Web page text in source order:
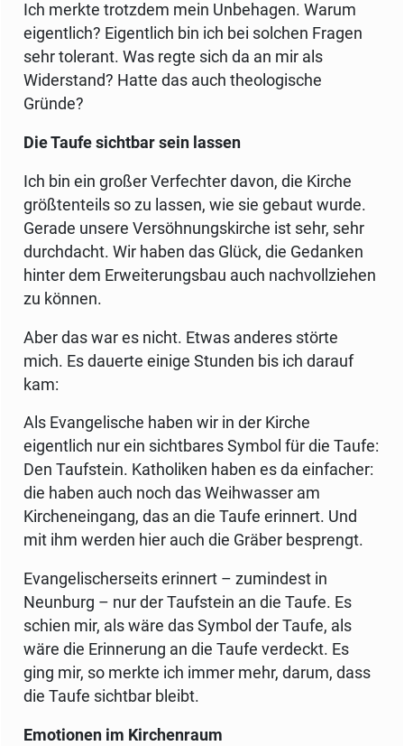
Ich merkte trotzdem mein Unbehagen. Warum
eigentlich? Eigentlich bin ich bei solchen Fragen
sehr tolerant. Was regte sich da an mir als
Widerstand? Hatte das auch theologische
Gründe?
Die Taufe sichtbar sein lassen
Ich bin ein großer Verfechter davon, die Kirche
größtenteils so zu lassen, wie sie gebaut wurde.
Gerade unsere Versöhnungskirche ist sehr, sehr
durchdacht. Wir haben das Glück, die Gedanken
hinter dem Erweiterungsbau auch nachvollziehen
zu können.
Aber das war es nicht. Etwas anderes störte
mich. Es dauerte einige Stunden bis ich darauf
kam:
Als Evangelische haben wir in der Kirche
eigentlich nur ein sichtbares Symbol für die Taufe:
Den Taufstein. Katholiken haben es da einfacher:
die haben auch noch das Weihwasser am
Kircheneingang, das an die Taufe erinnert. Und
mit ihm werden hier auch die Gräber besprengt.
Evangelischerseits erinnert – zumindest in
Neunburg – nur der Taufstein an die Taufe. Es
schien mir, als wäre das Symbol der Taufe, als
wäre die Erinnerung an die Taufe verdeckt. Es
ging mir, so merkte ich immer mehr, darum, dass
die Taufe sichtbar bleibt.
Emotionen im Kirchenraum